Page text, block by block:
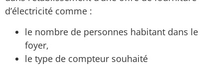
d’électricité comme :
le nombre de personnes habitant dans le
foyer,
le type de compteur souhaité